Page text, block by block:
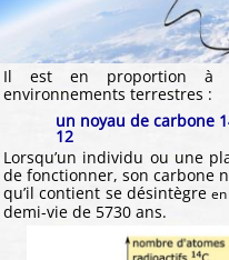
Il est en proportion à
environnements terrestres :
un noyau de carbone
12
Lorsqu’un individu ou une
de fonctionner, son carbone
qu’il contient se désintègre
demi-vie de 5730 ans.